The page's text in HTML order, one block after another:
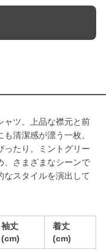
ャツ。上品な襟元と前
清潔感が漂う一枚。
ったり。ミントグリー
、さまざまなシーンで
なスタイルを演出して
袖丈
(cm)
着丈
(cm)